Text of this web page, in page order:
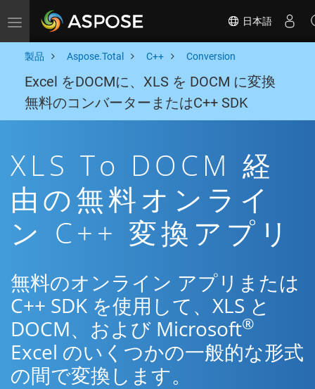
Toggle navigation 日本語
製品 Aspose.Total C++ Conversion
Excel をDOCMに、XLS を DOCM に変換
無料のコンバーターまたはC++ SDK
XLS To DOCM 経
由の無料オンライ
ン C++ 変換アプリ
無料のオンライン アプリまたは
C++ SDK を使用して、XLS と
DOCM、および Microsoft®
Excel のいくつかの一般的な形式
の間で変換します。